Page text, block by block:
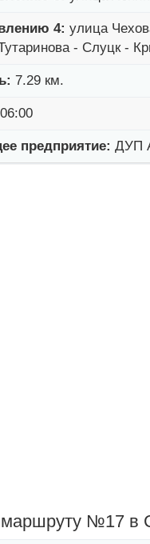
4: улица
- Слуцк -
7.29 км.
06:00
предприятие: ДУП
№17 в